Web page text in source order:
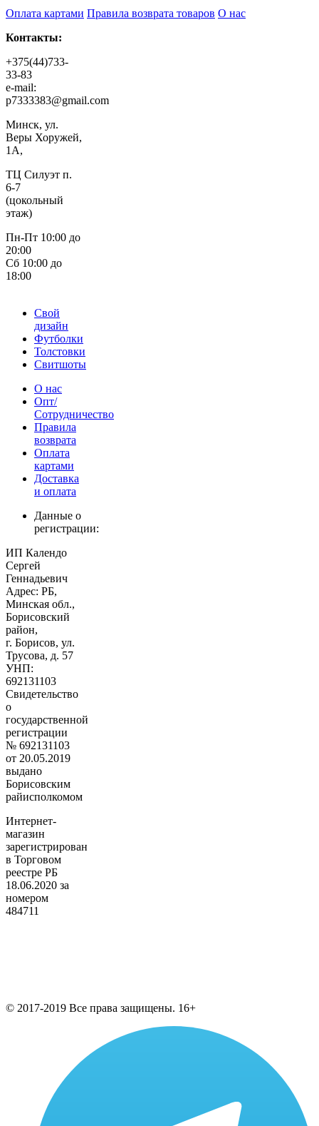
Оплата картами Правила возврата товаров О нас
Контакты:
+375(44)733-
33-83
e-mail:
p7333383@gmail.com
Минск, ул.
Веры Хоружей,
1А,
ТЦ Силуэт п.
6-7
(цокольный
этаж)
Пн-Пт 10:00 до
20:00
Сб 10:00 до
18:00
Свой
дизайн
Футболки
Толстовки
Свитшоты
О нас
Опт/
Сотрудничество
Правила
возврата
Оплата
картами
Доставка
и оплата
Данные о
регистрации:
ИП Календо
Сергей
Геннадьевич
Адрес: РБ,
Минская обл.,
Борисовский
район,
г. Борисов, ул.
Трусова, д. 57
УНП:
692131103
Свидетельство
о
государственной
регистрации
№ 692131103
от 20.05.2019
выдано
Борисовским
райисполкомом
Интернет-
магазин
зарегистрирован
в Торговом
реестре РБ
18.06.2020 за
номером
484711
© 2017-2019 Все права защищены. 16+